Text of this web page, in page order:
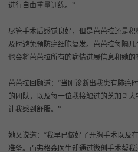
进行自由重量训练。”
尽管手术后感觉良好，但是芭芭拉还是积
及时避免预防癌细胞复发。芭芭拉每隔
也会将芭芭拉所有的病情进展信息和她的
芭芭拉回顾道：“当刚诊断出我患有肺癌
的团队，以及每一位我接触过的芝加哥大
让我感到舒服。”
她又说道：“我早已做好了开胸手术以及
准备。而弗格森医生却通过微创手术帮